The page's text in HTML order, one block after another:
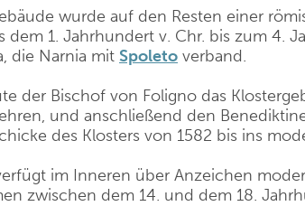
wurde auf den Resten einer
dem 1. Jahrhundert v. Chr. bis zum 4.
die Narnia mit Spoleto verband.
der Bischof von Foligno das
und anschließend den
des Klosters von 1582 bis ins
im Inneren über Anzeichen
zwischen dem 14. und dem 18.